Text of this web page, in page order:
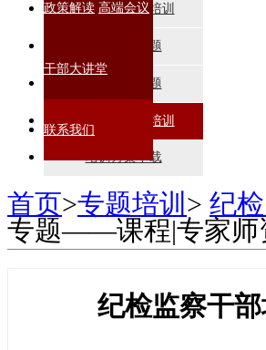
政策解读 高端会议
干部大讲堂
联系我们
乡村振兴专题培训
国学智慧专题
公共管理专题
纪检监察专题培训
培训方案下载
首页>专题培训 > 纪
专题——课程|专家师
纪检监察干